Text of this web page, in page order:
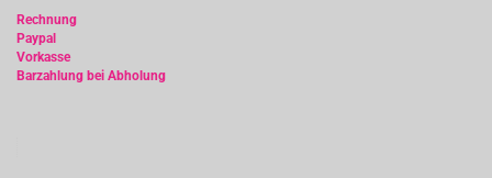
Rechnung
Paypal
Vorkasse
Barzahlung bei Abholung